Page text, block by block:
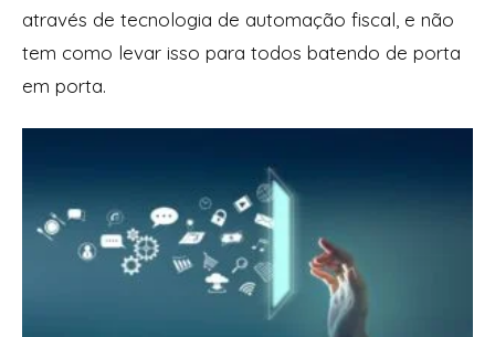
através de tecnologia de automação fiscal, e não
tem como levar isso para todos batendo de porta
em porta.